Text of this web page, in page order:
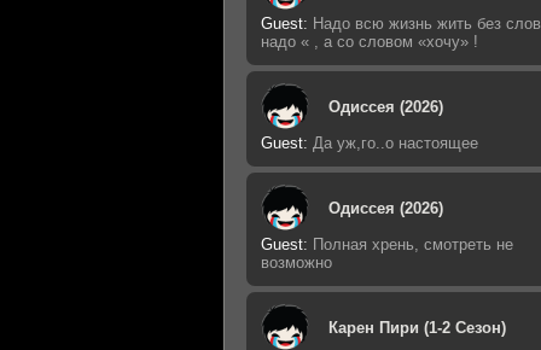
Guest: Надо всю жизнь жить без
надо « , а со словом «хочу» !
Одиссея (2026)
Guest: Да уж,го..о настоящее
Одиссея (2026)
Guest: Полная хрень, смотреть не
возможно
Карен Пири (1-2 Сезон)